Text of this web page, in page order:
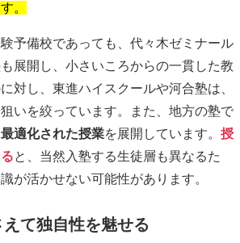
。
予備校であっても、代々木ゼミナール
展開し、小さいころからの一貫した教
対し、東進ハイスクールや河合塾は、
いを絞っています。また、地方の塾で
適化された授業を展開しています。 授
と、当然入塾する生徒層も異なるた
が活かせない可能性があります。
えて独自性を魅せる